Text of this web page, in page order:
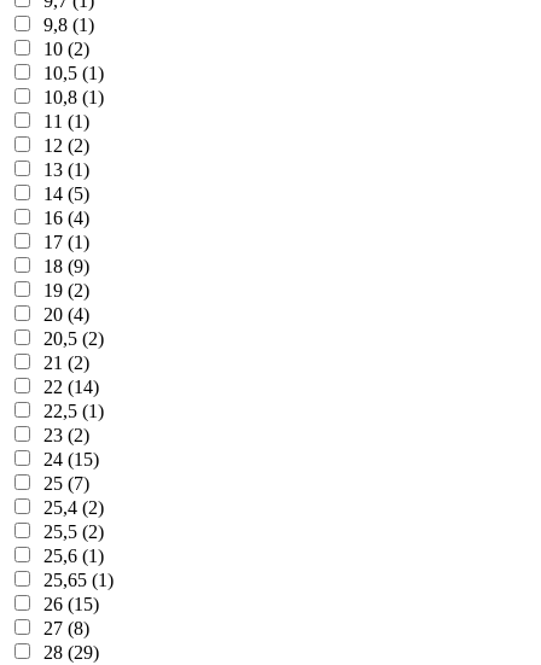
9,8 (1)
10 (2)
10,5 (1)
10,8 (1)
11 (1)
12 (2)
13 (1)
14 (5)
16 (4)
17 (1)
18 (9)
19 (2)
20 (4)
20,5 (2)
21 (2)
22 (14)
22,5 (1)
23 (2)
24 (15)
25 (7)
25,4 (2)
25,5 (2)
25,6 (1)
25,65 (1)
26 (15)
27 (8)
28 (29)